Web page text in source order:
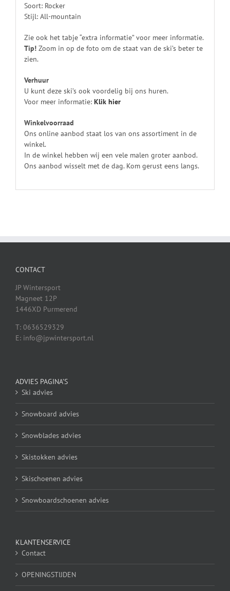
Soort: Rocker
Stijl: All-mountain
Zie ook het tabje “extra informatie” voor meer informatie.
Tip!Zoom in op de foto om de staat van de ski’s beter te
zien.
Verhuur
U kunt deze ski’s ook voordelig bij ons huren.
Voor meer informatie: Klik hier
Winkelvoorraad
Ons online aanbod staat los van ons assortiment in de
winkel.
In de winkel hebben wij een vele malen groter aanbod.
Ons aanbod wisselt met de dag. Kom gerust eens langs.
CONTACT
JP Wintersport
Magneet 12P
1446XD Purmerend
T: 0636529329
E: info@jpwintersport.nl
ADVIES PAGINA’S
Ski advies
Snowboard advies
Snowblades advies
Skistokken advies
Skischoenen advies
Snowboardschoenen advies
KLANTENSERVICE
Contact
OPENINGSTIJDEN